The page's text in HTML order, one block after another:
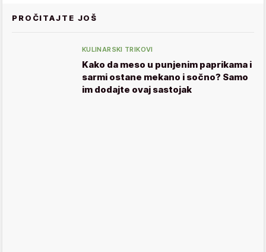
PROČITAJTE JOŠ
KULINARSKI TRIKOVI
Kako da meso u punjenim paprikama i
sarmi ostane mekano i sočno? Samo
im dodajte ovaj sastojak